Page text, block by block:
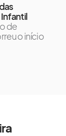
de
o início